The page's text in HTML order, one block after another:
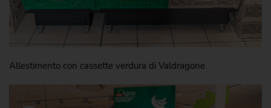
Allestimento con cassette verdura di Valdragone.